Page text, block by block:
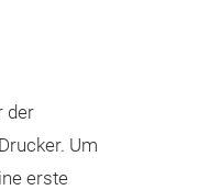
der
Um
erste